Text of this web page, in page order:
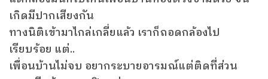
เกิดมีปากเสียงกัน
ทางนิติเข้ามาไกล่เกลี่ยแล้ว เราก็ถอดกล้องไป
เรียบร้อย แต่..
เพื่อนบ้านไม่จบ อยากระบายอารมณ์แต่ติดที่ส่วน